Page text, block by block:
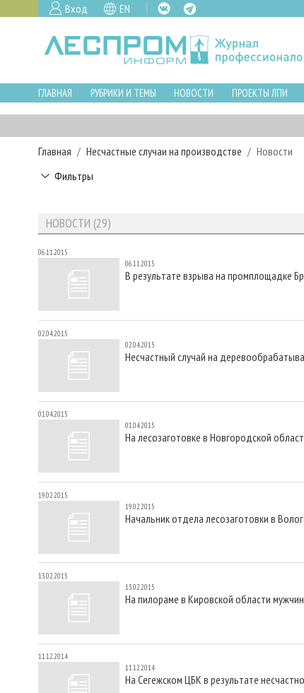
Вход EN
ГЛАВНАЯ РУБРИКИ И ТЕМЫ НОВОСТИ ПРОЕКТЫ ЛПИ
Главная Несчастные случаи на производстве
Новости
Фильтры
НОВОСТИ (29)
06.11.2015
06.11.2015
В результате взрыва на промплощадке
02.04.2015
02.04.2015
Несчастный случай на
01.04.2015
01.04.2015
На лесозаготовке в Новгородской
19.02.2015
19.02.2015
Начальник отдела лесозаготовки в
13.02.2015
13.02.2015
На пилораме в Кировской области
11.12.2014
11.12.2014
На Сегежском ЦБК в результате